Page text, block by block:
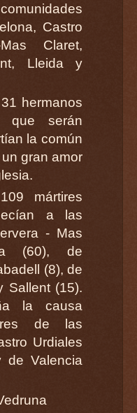
Castro
Claret,
Lleida y
hermanos
que serán
la común
gran amor
mártires
a las
- Mas
(60), de
(8), de
Sallent (15).
la causa
de las
Urdiales
de Valencia